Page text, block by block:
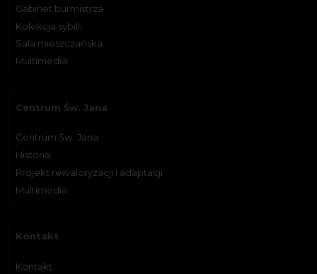
Gabinet burmistrza
Kolekcja sybilli
Sala mieszczańska
Multimedia
Centrum Św. Jana
Centrum Św. Jana
Historia
Projekt rewaloryzacji i adaptacji
Multimedia
Kontakt
Kontakt